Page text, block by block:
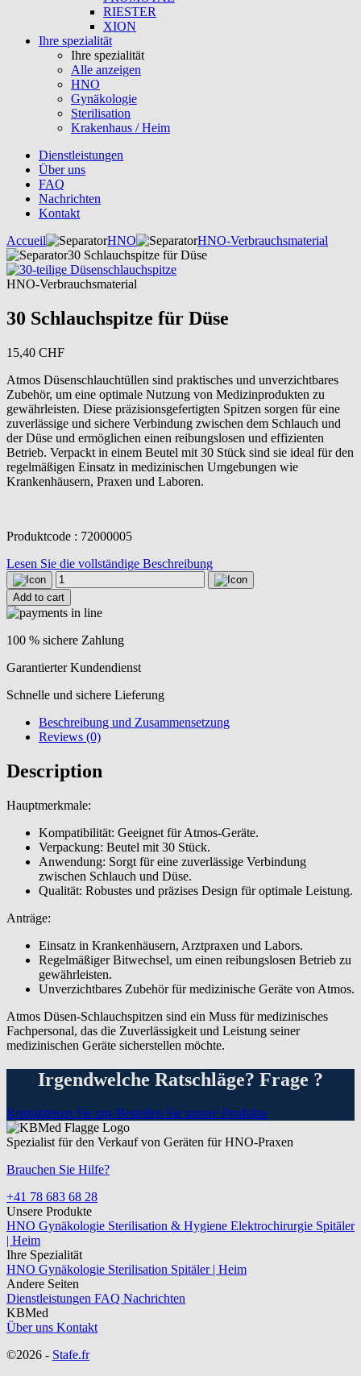
RIESTER
XION
Ihre spezialität
Ihre spezialität
Alle anzeigen
HNO
Gynäkologie
Sterilisation
Krakenhaus / Heim
Dienstleistungen
Über uns
FAQ
Nachrichten
Kontakt
Accueil
HNO
HNO-Verbrauchsmaterial
30 Schlauchspitze für Düse
HNO-Verbrauchsmaterial
30 Schlauchspitze für Düse
15,40 CHF
Atmos Düsenschlauchtüllen sind praktisches und unverzichtbares
Zubehör, um eine optimale Nutzung von Medizinprodukten zu
gewährleisten. Diese präzisionsgefertigten Spitzen sorgen für eine
zuverlässige und sichere Verbindung zwischen dem Schlauch und
der Düse und ermöglichen einen reibungslosen und effizienten
Betrieb. Verpackt in einem Beutel mit 30 Stück sind sie ideal für den
regelmäßigen Einsatz in medizinischen Umgebungen wie
Krankenhäusern, Praxen und Laboren.
Produktcode : 72000005
Lesen Sie die vollständige Beschreibung
30
Schlauchspitze
für
Düse
quantity
Add to cart
100 % sichere Zahlung
Garantierter Kundendienst
Schnelle und sichere Lieferung
Beschreibung und Zusammensetzung
Reviews (0)
Description
Hauptmerkmale:
Kompatibilität: Geeignet für Atmos-Geräte.
Verpackung: Beutel mit 30 Stück.
Anwendung: Sorgt für eine zuverlässige Verbindung
zwischen Schlauch und Düse.
Qualität: Robustes und präzises Design für optimale Leistung.
Anträge:
Einsatz in Krankenhäusern, Arztpraxen und Labors.
Regelmäßiger Bitwechsel, um einen reibungslosen Betrieb zu
gewährleisten.
Unverzichtbares Zubehör für medizinische Geräte von Atmos.
Atmos Düsen-Schlauchspitzen sind ein Muss für medizinisches
Fachpersonal, das die Zuverlässigkeit und Leistung seiner
medizinischen Geräte sicherstellen möchte.
Irgendwelche Ratschläge? Frage ?
Kontaktieren Sie uns Bestellen Sie unsere Produkte
Spezialist für den Verkauf von Geräten für HNO-Praxen
Brauchen Sie Hilfe?
+41 78 683 68 28
Unsere Produkte
HNO Gynäkologie Sterilisation & Hygiene Elektrochirurgie Spitäler
| Heim
Ihre Spezialität
HNO Gynäkologie Sterilisation Spitäler | Heim
Andere Seiten
Dienstleistungen FAQ Nachrichten
KBMed
Über uns Kontakt
©2026 - Stafe.fr